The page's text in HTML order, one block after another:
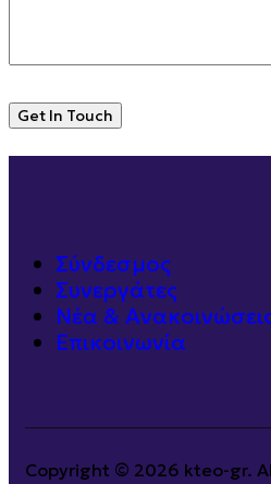
Σύνδεσμος
Συνεργάτες
Νέα &
Επικοινωνία
Copyright © 2026 kteo-gr.